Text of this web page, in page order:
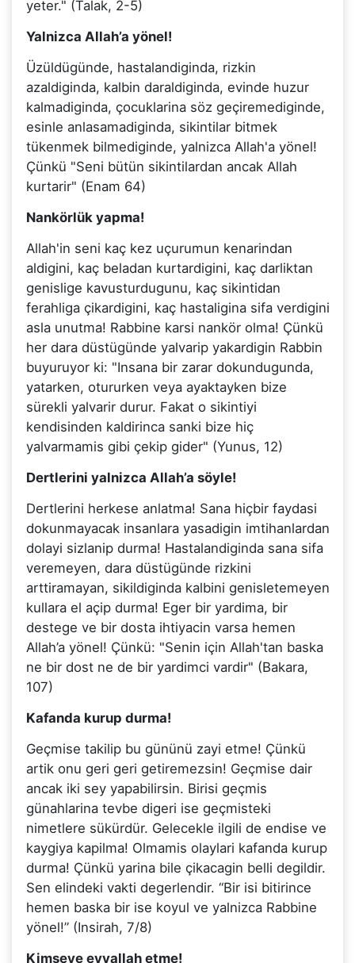
yeter." (Talak, 2-5)
Yalnizca Allah’a yönel!
Üzüldügünde, hastalandiginda, rizkin
azaldiginda, kalbin daraldiginda, evinde huzur
kalmadiginda, çocuklarina söz geçiremediginde,
esinle anlasamadiginda, sikintilar bitmek
tükenmek bilmediginde, yalnizca Allah'a yönel!
Çünkü "Seni bütün sikintilardan ancak Allah
kurtarir" (Enam 64)
Nankörlük yapma!
Allah'in seni kaç kez uçurumun kenarindan
aldigini, kaç beladan kurtardigini, kaç darliktan
genislige kavusturdugunu, kaç sikintidan
ferahliga çikardigini, kaç hastaligina sifa verdigini
asla unutma! Rabbine karsi nankör olma! Çünkü
her dara düstügünde yalvarip yakardigin Rabbin
buyuruyor ki: "Insana bir zarar dokundugunda,
yatarken, otururken veya ayaktayken bize
sürekli yalvarir durur. Fakat o sikintiyi
kendisinden kaldirinca sanki bize hiç
yalvarmamis gibi çekip gider" (Yunus, 12)
Dertlerini yalnizca Allah’a söyle!
Dertlerini herkese anlatma! Sana hiçbir faydasi
dokunmayacak insanlara yasadigin imtihanlardan
dolayi sizlanip durma! Hastalandiginda sana sifa
veremeyen, dara düstügünde rizkini
arttiramayan, sikildiginda kalbini genisletemeyen
kullara el açip durma! Eger bir yardima, bir
destege ve bir dosta ihtiyacin varsa hemen
Allah’a yönel! Çünkü: "Senin için Allah'tan baska
ne bir dost ne de bir yardimci vardir" (Bakara,
107)
Kafanda kurup durma!
Geçmise takilip bu gününü zayi etme! Çünkü
artik onu geri geri getiremezsin! Geçmise dair
ancak iki sey yapabilirsin. Birisi geçmis
günahlarina tevbe digeri ise geçmisteki
nimetlere sükürdür. Gelecekle ilgili de endise ve
kaygiya kapilma! Olmamis olaylari kafanda kurup
durma! Çünkü yarina bile çikacagin belli degildir.
Sen elindeki vakti degerlendir. “Bir isi bitirince
hemen baska bir ise koyul ve yalnizca Rabbine
yönel!” (Insirah, 7/8)
Kimseye eyvallah etme!